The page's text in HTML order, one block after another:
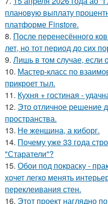
плановую выплату
платформе Finstore.
8. После перенесённого
лет, но тот период до сих
9. Лишь в том случае, если
10. Мастер-класс по
прикроет тыл.
11. Кухня + гостиная -
12. Это отличное решение
пространства.
13. Не женщина, а киборг.
14. Почему уже 33 года
"Старатели"?
15. Обои под покраску -
хочет легко менять
переклеивания стен.
16. Этот проект наглядно